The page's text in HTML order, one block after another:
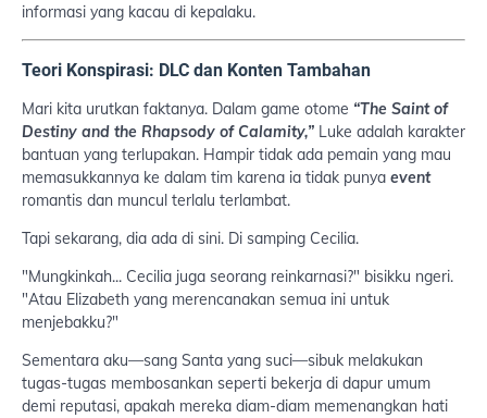
informasi yang kacau di kepalaku.
Teori Konspirasi: DLC dan Konten Tambahan
Mari kita urutkan faktanya. Dalam game otome “The Saint of
Destiny and the Rhapsody of Calamity,” Luke adalah karakter
bantuan yang terlupakan. Hampir tidak ada pemain yang mau
memasukkannya ke dalam tim karena ia tidak punya event
romantis dan muncul terlalu terlambat.
Tapi sekarang, dia ada di sini. Di samping Cecilia.
"Mungkinkah... Cecilia juga seorang reinkarnasi?" bisikku ngeri.
"Atau Elizabeth yang merencanakan semua ini untuk
menjebakku?"
Sementara aku—sang Santa yang suci—sibuk melakukan
tugas-tugas membosankan seperti bekerja di dapur umum
demi reputasi, apakah mereka diam-diam memenangkan hati